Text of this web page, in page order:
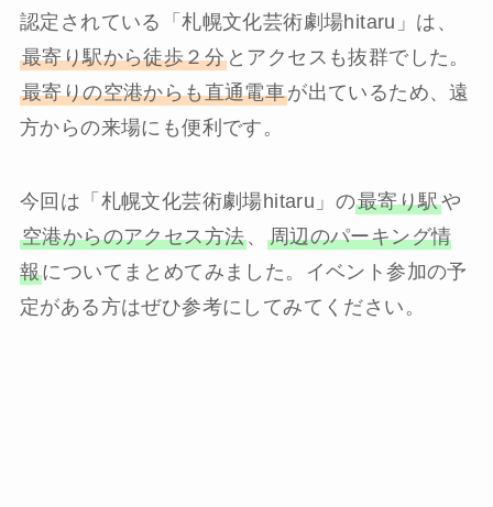
認定されている「札幌文化芸術劇場hitaru」は、
最寄り駅から徒歩２分とアクセスも抜群でした。
最寄りの空港からも直通電車が出ているため、遠
方からの来場にも便利です。
今回は「札幌文化芸術劇場hitaru」の最寄り駅や
空港からのアクセス方法、 周辺のパーキング情
報についてまとめてみました。イベント参加の予
定がある方はぜひ参考にしてみてください。